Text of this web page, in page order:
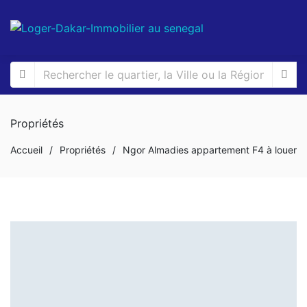
Propriétés
Accueil / Propriétés / Ngor Almadies appartement F4 à louer